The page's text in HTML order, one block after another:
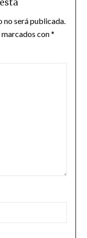
será publicada.
con*